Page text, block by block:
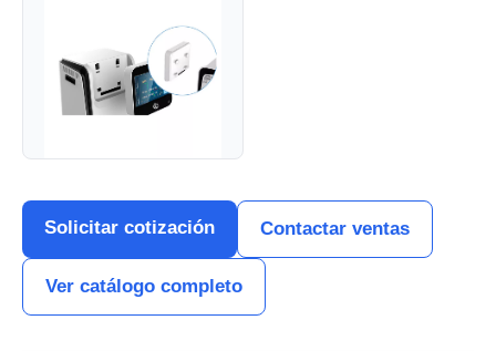
Solicitar cotización Contactar ventas
Ver catálogo completo